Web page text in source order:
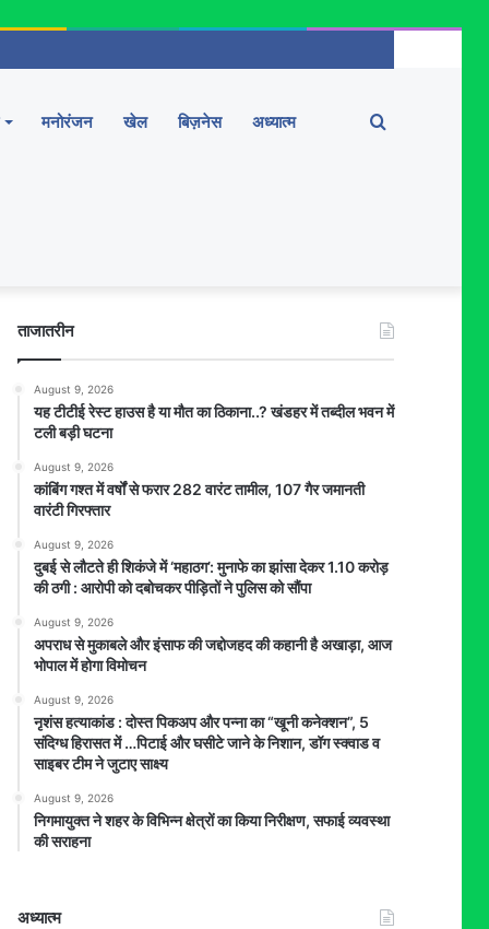
मनोरंजन खेल बिज़नेस अध्यात्म Search
ताजातरीन
August 9, 2026
यह टीटीई रेस्ट हाउस है या मौत का ठिकाना..? खंडहर में तब्दील भवन में
टली बड़ी घटना
August 9, 2026
कांबिंग गश्त में वर्षों से फरार 282 वारंट तामील, 107 गैर जमानती
वारंटी गिरफ्तार
August 9, 2026
दुबई से लौटते ही शिकंजे में ‘महाठग’: मुनाफे का झांसा देकर 1.10 करोड़
की ठगी : आरोपी को दबोचकर पीड़ितों ने पुलिस को सौंपा
August 9, 2026
अपराध से मुकाबले और इंसाफ की जद्दोजहद की कहानी है अखाड़ा, आज
भोपाल में होगा विमोचन
August 9, 2026
नृशंस हत्याकांड : दोस्त पिकअप और पन्ना का “खूनी कनेक्शन”, 5
संदिग्ध हिरासत में …पिटाई और घसीटे जाने के निशान, डॉग स्क्वाड व
साइबर टीम ने जुटाए साक्ष्य
August 9, 2026
निगमायुक्त ने शहर के विभिन्न क्षेत्रों का किया निरीक्षण, सफाई व्यवस्था
की सराहना
अध्यात्म